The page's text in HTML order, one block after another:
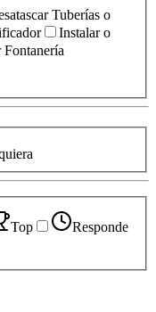
Tuberías o
Instalar o
Top
Responde